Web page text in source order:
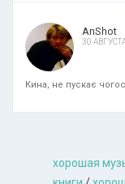
AnShot
30
Кина, не пускає
хорошая